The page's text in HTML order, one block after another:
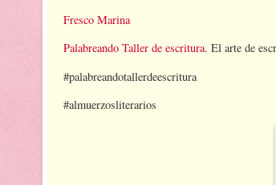
Fresco Marina
Palabreando Taller de escritura. El arte de
#palabreandotallerdeescritura
#almuerzosliterarios